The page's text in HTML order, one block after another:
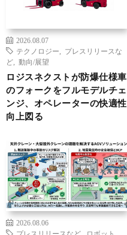
2026.08.07
テクノロジー
プレスリリースな
ど
動向/展望
ロジスネクストが防爆仕様車
のフォークをフルモデルチェ
ンジ、オペレーターの快適性
向上図る
2026.08.06
プレスリリースなど
ロボット